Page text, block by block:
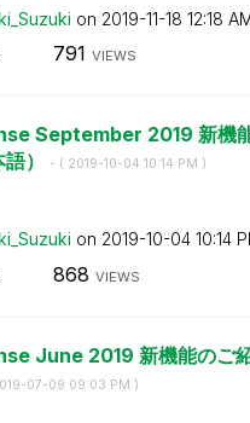
on ‎2019-11-18 12:18
791 VIEWS
September 2019 新機
）
- ( ‎2019-10-04 10:14 PM )
on ‎2019-10-04 10:14
868 VIEWS
June 2019 新機能のご
07-09 09:03 PM )